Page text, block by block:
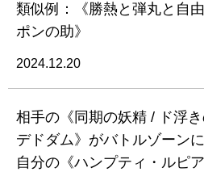
類似例：《勝熱と弾丸と自
ポンの助》
2024.12.20
相手の《同期の妖精 / ド浮
デドダム》がバトルゾーン
自分の《ハンプティ・ルピ